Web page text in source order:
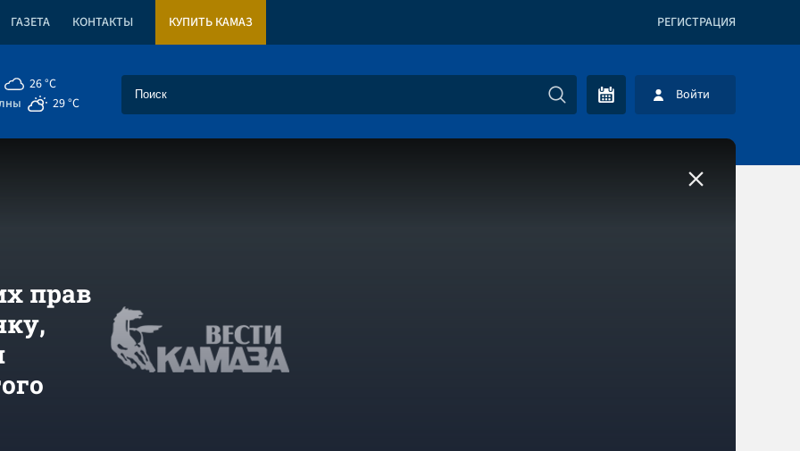
ГАЗЕТА КОНТАКТЫ КУПИТЬ КАМАЗ РЕГИСТРАЦИЯ
26 °C
29 °C Войти
прав